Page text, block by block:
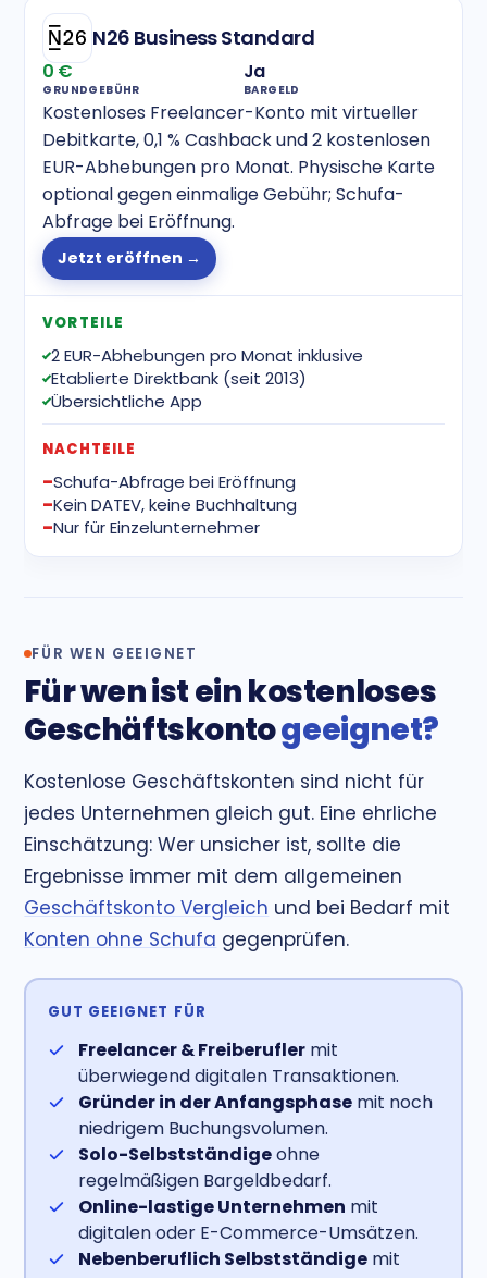
N26 Business Standard
0 €
GRUNDGEBÜHR
Ja
BARGELD
Kostenloses Freelancer-Konto mit virtueller
Debitkarte, 0,1 % Cashback und 2 kostenlosen
EUR-Abhebungen pro Monat. Physische Karte
optional gegen einmalige Gebühr; Schufa-
Abfrage bei Eröffnung.
Jetzt eröffnen →
VORTEILE
2 EUR-Abhebungen pro Monat inklusive
Etablierte Direktbank (seit 2013)
Übersichtliche App
NACHTEILE
Schufa-Abfrage bei Eröffnung
Kein DATEV, keine Buchhaltung
Nur für Einzelunternehmer
FÜR WEN GEEIGNET
Für wen ist ein kostenloses
Geschäftskontogeeignet?
Kostenlose Geschäftskonten sind nicht für
jedes Unternehmen gleich gut. Eine ehrliche
Einschätzung: Wer unsicher ist, sollte die
Ergebnisse immer mit dem allgemeinen
Geschäftskonto Vergleich und bei Bedarf mit
Konten ohne Schufa gegenprüfen.
GUT GEEIGNET FÜR
Freelancer & Freiberuflermit
überwiegend digitalen Transaktionen.
Gründer in der Anfangsphasemit noch
niedrigem Buchungsvolumen.
Solo-Selbstständigeohne
regelmäßigen Bargeldbedarf.
Online-lastige Unternehmen mit
digitalen oder E-Commerce-Umsätzen.
Nebenberuflich Selbstständigemit